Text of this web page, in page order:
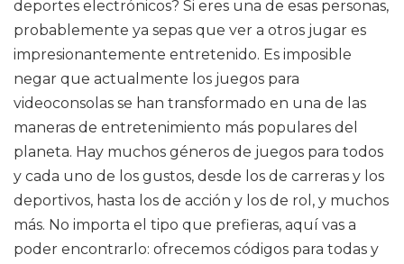
deportes electrónicos? Si eres una de esas personas,
probablemente ya sepas que ver a otros jugar es
impresionantemente entretenido. Es imposible
negar que actualmente los juegos para
videoconsolas se han transformado en una de las
maneras de entretenimiento más populares del
planeta. Hay muchos géneros de juegos para todos
y cada uno de los gustos, desde los de carreras y los
deportivos, hasta los de acción y los de rol, y muchos
más. No importa el tipo que prefieras, aquí vas a
poder encontrarlo: ofrecemos códigos para todas y